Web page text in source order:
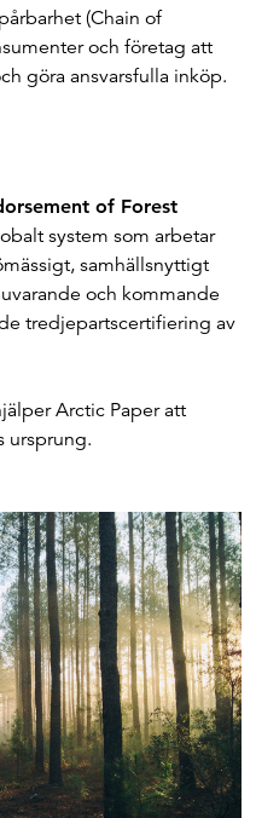
(Chain of
och företag att
göra ansvarsfulla inköp.
of Forest
system som arbetar
samhällsnyttigt
och kommande
tredjepartscertifiering av
Arctic Paper att
ursprung.